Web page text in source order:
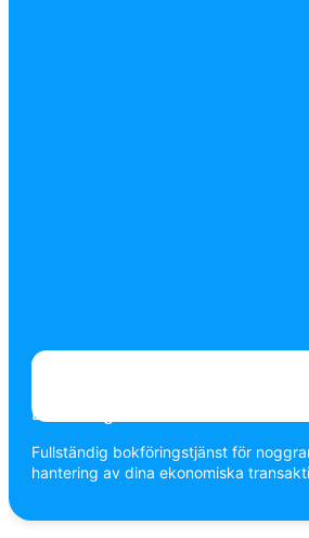
Bokföring
Fullständig bokföringstjänst för
hantering av dina ekonomiska